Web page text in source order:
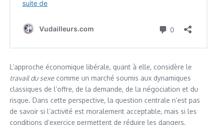
L’approche économique libérale, quant à elle, considère le
travail du sexe comme un marché soumis aux dynamiques
classiques de l’offre, de la demande, de la négociation et du
risque. Dans cette perspective, la question centrale n’est pas
de savoir si l’activité est moralement acceptable, mais si les
conditions d’exercice permettent de réduire les dangers,